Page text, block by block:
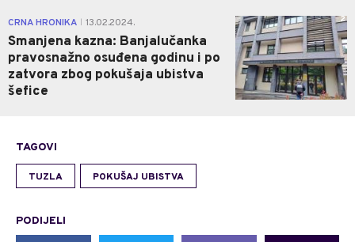
CRNA HRONIKA 13.02.2024.
Smanjena kazna: Banjalučanka
pravosnažno osuđena godinu i po
zatvora zbog pokušaja ubistva
šefice
2
TAGOVI
TUZLA POKUŠAJ UBISTVA
PODIJELI